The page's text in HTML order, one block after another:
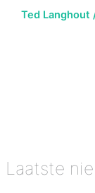
7
september
Ted Langhout
Laatste